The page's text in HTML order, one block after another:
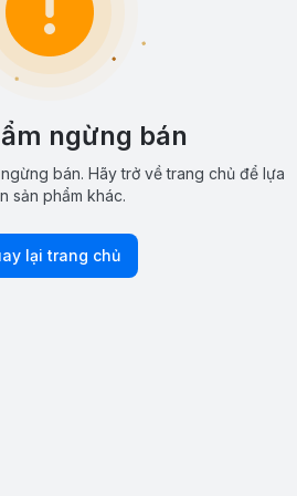
ngừng bán
bán. Hãy trở về trang chủ để lựa
sản phẩm khác.
lại trang chủ